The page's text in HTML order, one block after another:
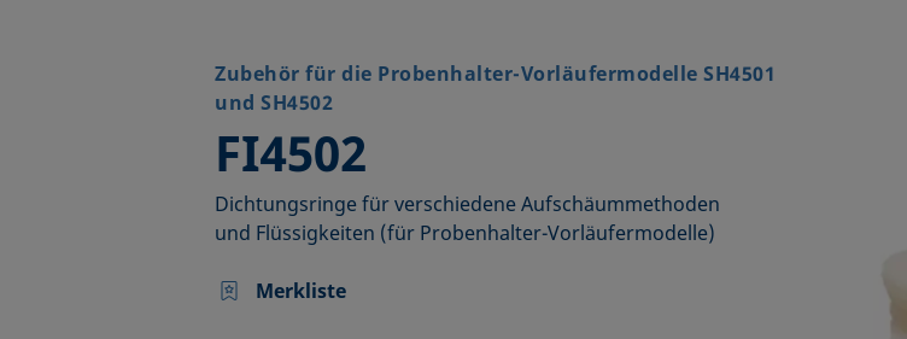
Zubehör für die Probenhalter-Vorläufermodelle SH4501
und SH4502
FI4502
–
Dichtungsringe für verschiedene Aufschäummethoden
und Flüssigkeiten (für Probenhalter-Vorläufermodelle)
Merkliste